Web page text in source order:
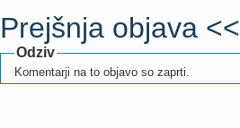
Prejšnja objava <<
Odziv
Komentarji na to objavo so zaprti.